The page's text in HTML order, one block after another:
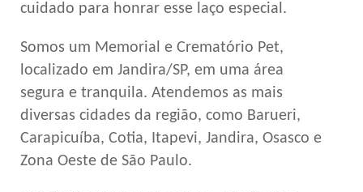
cuidado para honrar esse laço especial.
Somos um Memorial e Crematório Pet,
localizado em Jandira/SP, em uma área
segura e tranquila. Atendemos as mais
diversas cidades da região, como Barueri,
Carapicuíba, Cotia, Itapevi, Jandira, Osasco e
Zona Oeste de São Paulo.